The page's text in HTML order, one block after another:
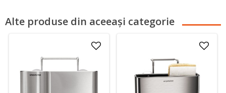
Alte produse din aceeași categorie